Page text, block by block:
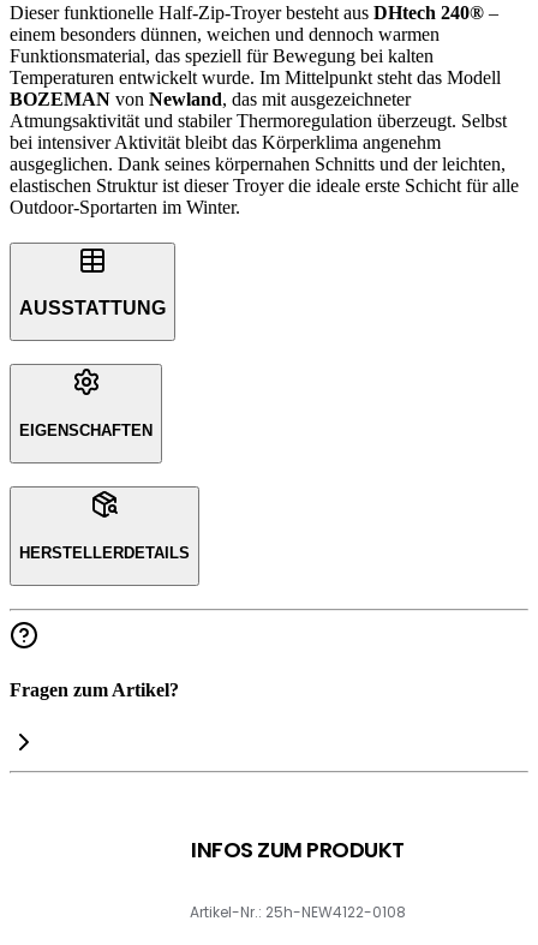
Dieser funktionelle Half-Zip-Troyer besteht aus DHtech 240® –
einem besonders dünnen, weichen und dennoch warmen
Funktionsmaterial, das speziell für Bewegung bei kalten
Temperaturen entwickelt wurde. Im Mittelpunkt steht das Modell
BOZEMAN von Newland, das mit ausgezeichneter
Atmungsaktivität und stabiler Thermoregulation überzeugt. Selbst
bei intensiver Aktivität bleibt das Körperklima angenehm
ausgeglichen. Dank seines körpernahen Schnitts und der leichten,
elastischen Struktur ist dieser Troyer die ideale erste Schicht für alle
Outdoor-Sportarten im Winter.
AUSSTATTUNG
EIGENSCHAFTEN
HERSTELLERDETAILS
Fragen zum Artikel?
INFOS ZUM PRODUKT
Artikel-Nr.: 25h-NEW4122-0108